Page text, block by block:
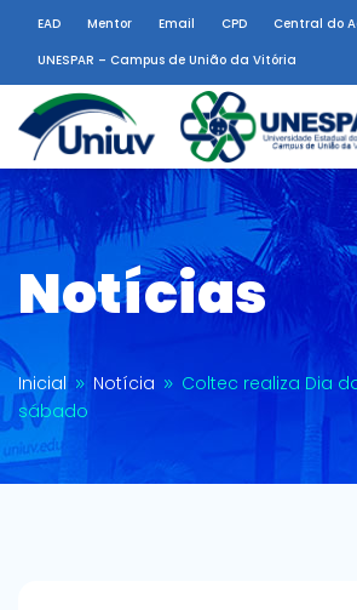
EAD Mentor Email CPD
Central do
UNESPAR – Campus de União da Vitória
Notícias
Inicial 9 Notícia 9 Coltec realiza Dia
sábado